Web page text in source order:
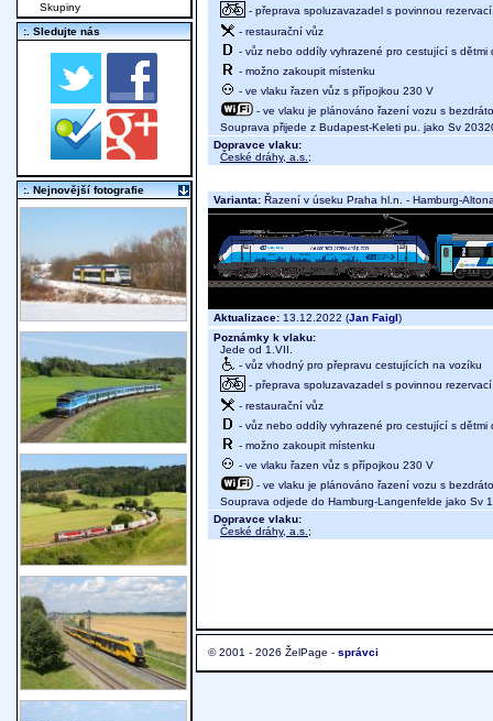
- přeprava spoluzavazadel s povinnou
- restaurační vůz
- vůz nebo oddíly vyhrazené pro cestující s dětmi
- možno zakoupit místenku
- ve vlaku řazen vůz s přípojkou 230 V
- ve vlaku je plánováno řazení vozu s
Souprava přijede z Budapest-Keleti pu. jako Sv
Dopravce vlaku:
České dráhy, a.s. ;
Varianta: Řazení v úseku Praha hl.n. - Hamburg-
Aktualizace: 13.12.2022 (Jan Faigl)
Poznámky k vlaku:
Jede od 1.VII.
- vůz vhodný pro přepravu cestujících na vozíku
- přeprava spoluzavazadel s povinnou
- restaurační vůz
- vůz nebo oddíly vyhrazené pro cestující s dětmi
- možno zakoupit místenku
- ve vlaku řazen vůz s přípojkou 230 V
- ve vlaku je plánováno řazení vozu s
Souprava odjede do Hamburg-Langenfelde jako Sv
Dopravce vlaku:
České dráhy, a.s. ;
© 2001 - 2026 ŽelPage - správci
Skupiny
:. Sledujte nás
:. Nejnovější fotografie